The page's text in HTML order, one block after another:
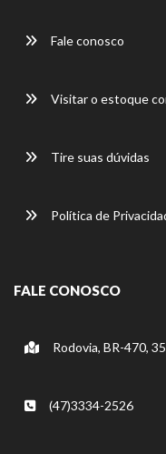
Fale conosco
Visitar o estoque
Tire suas dúvidas
Política de
FALE CONOSCO
Rodovia, BR-470,
(47)3334-2526